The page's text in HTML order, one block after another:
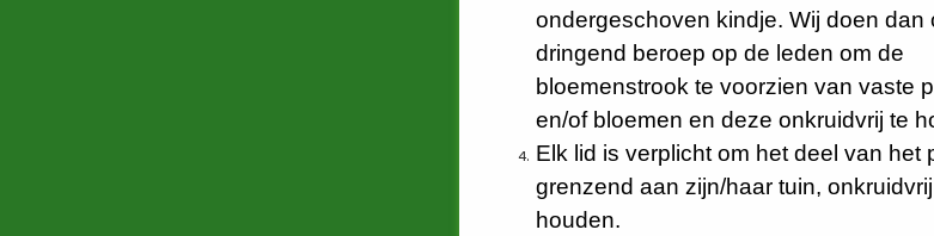
ondergeschoven kindje. Wij doen dan
dringend beroep op de leden om de
bloemenstrook te voorzien van vaste
en/of bloemen en deze onkruidvrij te
Elk lid is verplicht om het deel van het
grenzend aan zijn/haar tuin,
houden.